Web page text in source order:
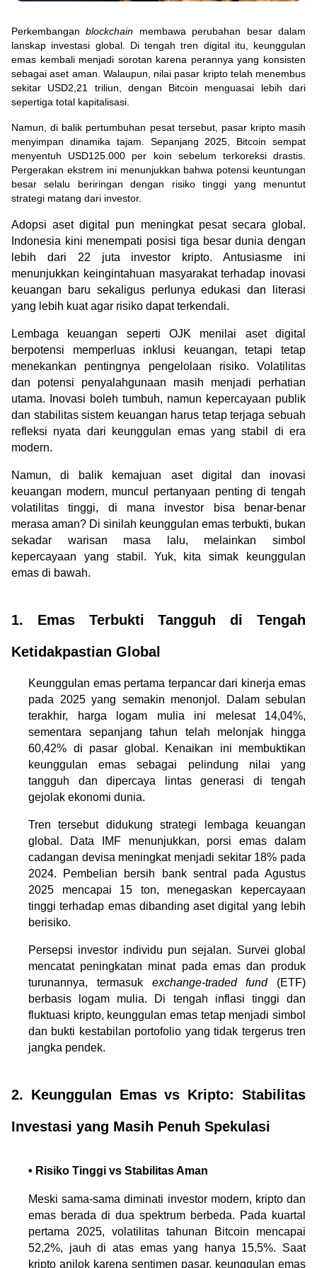
Jual emas kamu ke Treasury
Green Gold
Golden Generation
Profile
Tata Kelola
English
Perkembangan blockchain membawa perubahan besar dalam
lanskap investasi global. Di tengah tren digital itu, keunggulan
emas kembali menjadi sorotan karena perannya yang konsisten
sebagai aset aman. Walaupun, nilai pasar kripto telah menembus
sekitar USD2,21 triliun, dengan Bitcoin menguasai lebih dari
sepertiga total kapitalisasi.
Namun, di balik pertumbuhan pesat tersebut, pasar kripto masih
menyimpan dinamika tajam. Sepanjang 2025, Bitcoin sempat
menyentuh USD125.000 per koin sebelum terkoreksi drastis.
Pergerakan ekstrem ini menunjukkan bahwa potensi keuntungan
besar selalu beriringan dengan risiko tinggi yang menuntut
strategi matang dari investor.
Adopsi aset digital pun meningkat pesat secara global.
Indonesia kini menempati posisi tiga besar dunia dengan
lebih dari 22 juta investor kripto. Antusiasme ini
menunjukkan keingintahuan masyarakat terhadap inovasi
keuangan baru sekaligus perlunya edukasi dan literasi
yang lebih kuat agar risiko dapat terkendali.
Lembaga keuangan seperti OJK menilai aset digital
berpotensi memperluas inklusi keuangan, tetapi tetap
menekankan pentingnya pengelolaan risiko. Volatilitas
dan potensi penyalahgunaan masih menjadi perhatian
utama. Inovasi boleh tumbuh, namun kepercayaan publik
dan stabilitas sistem keuangan harus tetap terjaga sebuah
refleksi nyata dari keunggulan emas yang stabil di era
modern.
Namun, di balik kemajuan aset digital dan inovasi
keuangan modern, muncul pertanyaan penting di tengah
volatilitas tinggi, di mana investor bisa benar-benar
merasa aman? Di sinilah keunggulan emas terbukti, bukan
sekadar warisan masa lalu, melainkan simbol
kepercayaan yang stabil. Yuk, kita simak keunggulan
emas di bawah.
1. Emas Terbukti Tangguh di Tengah
Ketidakpastian Global
Keunggulan emas pertama terpancar dari kinerja emas
pada 2025 yang semakin menonjol. Dalam sebulan
terakhir, harga logam mulia ini melesat 14,04%,
sementara sepanjang tahun telah melonjak hingga
60,42% di pasar global. Kenaikan ini membuktikan
keunggulan emas sebagai pelindung nilai yang
tangguh dan dipercaya lintas generasi di tengah
gejolak ekonomi dunia.
Tren tersebut didukung strategi lembaga keuangan
global. Data IMF menunjukkan, porsi emas dalam
cadangan devisa meningkat menjadi sekitar 18% pada
2024. Pembelian bersih bank sentral pada Agustus
2025 mencapai 15 ton, menegaskan kepercayaan
tinggi terhadap emas dibanding aset digital yang lebih
berisiko.
Persepsi investor individu pun sejalan. Survei global
mencatat peningkatan minat pada emas dan produk
turunannya, termasuk exchange-traded fund (ETF)
berbasis logam mulia. Di tengah inflasi tinggi dan
fluktuasi kripto, keunggulan emas tetap menjadi simbol
dan bukti kestabilan portofolio yang tidak tergerus tren
jangka pendek.
2. Keunggulan Emas vs Kripto: Stabilitas
Investasi yang Masih Penuh Spekulasi
• Risiko Tinggi vs Stabilitas Aman
Meski sama-sama diminati investor modern, kripto dan
emas berada di dua spektrum berbeda. Pada kuartal
pertama 2025, volatilitas tahunan Bitcoin mencapai
52,2%, jauh di atas emas yang hanya 15,5%. Saat
kripto anjlok karena sentimen pasar, keunggulan emas